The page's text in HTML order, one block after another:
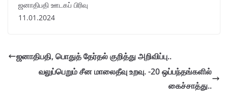
ஜனாதிபதி ஊடகப் பிரிவு
11.01.2024
ஜனாதிபதி, பொதுத் தேர்தல் குறித்து அறிவிப்பு..
வலுப்பெறும் சீன மாலைதீவு உறவு. -20 ஒப்பந்தங்களில்
கைச்சாத்து..